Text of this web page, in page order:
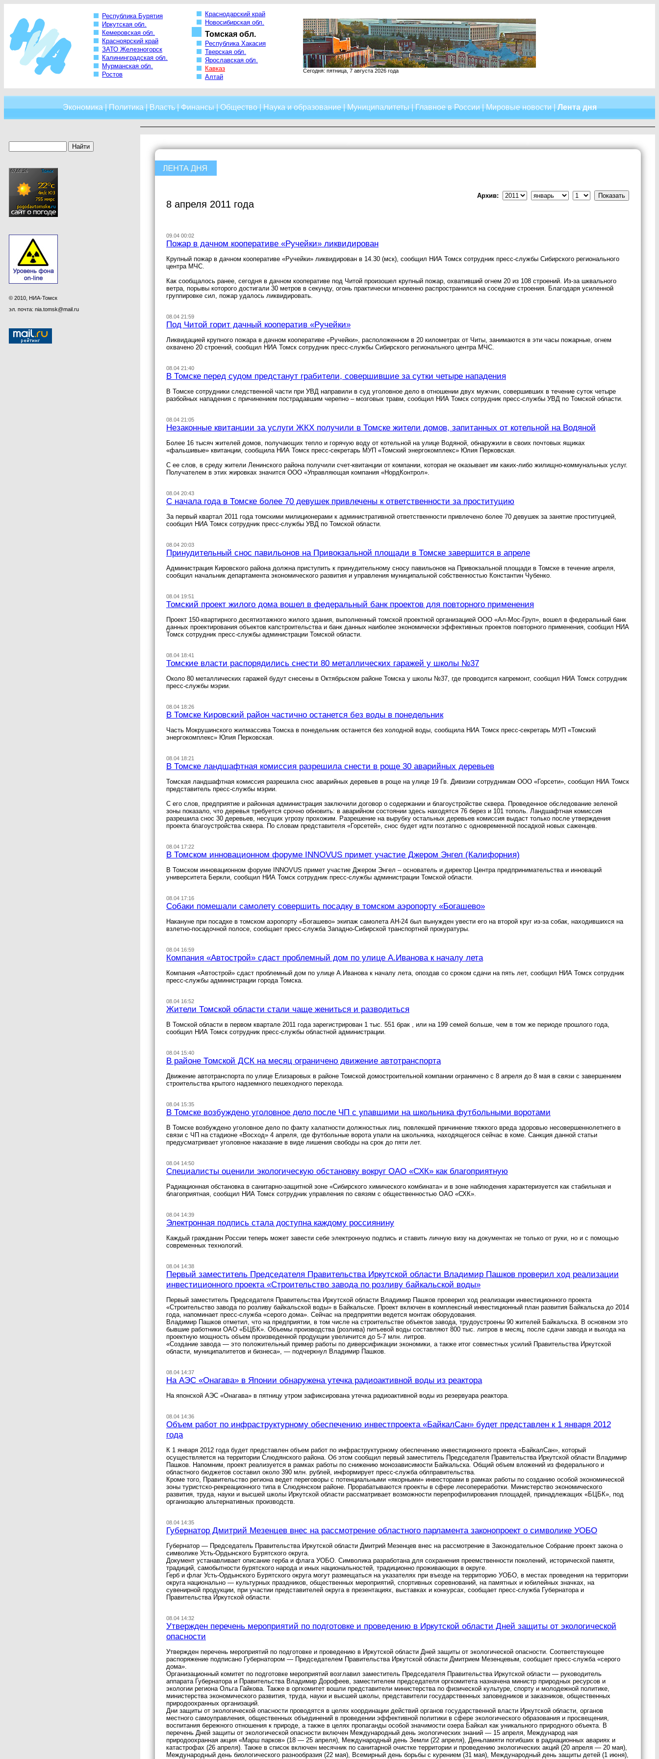
Республика Бурятия
Иркутская обл.
Кемеровская обл.
Красноярский край
ЗАТО Железногорск
Калининградская обл.
Мурманская обл.
Ростов
Краснодарский край
Новосибирская обл.
Томская обл.
Республика Хакасия
Тверская обл.
Ярославская обл.
Кавказ
Алтай
Сегодня: пятница, 7 августа 2026 года
Экономика|Политика|Власть|Финансы|Общество|Наука и образование|Муниципалитеты|Главное в России|Мировые новости|Лента дня
© 2010, НИА-Томск
эл. почта: nia.tomsk@mail.ru
8 апреля 2011 года
Архив:
09.04 00:02
Пожар в дачном кооперативе «Ручейки» ликвидирован
Крупный пожар в дачном кооперативе «Ручейки» ликвидирован в 14.30 (мск), сообщил НИА Томск сотрудник пресс-службы Сибирского регионального
центра МЧС.
Как сообщалось ранее, сегодня в дачном кооперативе под Читой произошел крупный пожар, охвативший огнем 20 из 108 строений. Из-за шквального
ветра, порывы которого достигали 30 метров в секунду, огонь практически мгновенно распространился на соседние строения. Благодаря усиленной
группировке сил, пожар удалось ликвидировать.
08.04 21:59
Под Читой горит дачный кооператив «Ручейки»
Ликвидацией крупного пожара в дачном кооперативе «Ручейки», расположенном в 20 километрах от Читы, занимаются в эти часы пожарные, огнем
охвачено 20 строений, сообщил НИА Томск сотрудник пресс-службы Сибирского регионального центра МЧС.
08.04 21:40
В Томске перед судом предстанут грабители, совершившие за сутки четыре нападения
В Томске сотрудники следственной части при УВД направили в суд уголовное дело в отношении двух мужчин, совершивших в течение суток четыре
разбойных нападения с причинением пострадавшим черепно – мозговых травм, сообщил НИА Томск сотрудник пресс-службы УВД по Томской области.
08.04 21:05
Незаконные квитанции за услуги ЖКХ получили в Томске жители домов, запитанных от котельной на Водяной
Более 16 тысяч жителей домов, получающих тепло и горячую воду от котельной на улице Водяной, обнаружили в своих почтовых ящиках
«фальшивые» квитанции, сообщила НИА Томск пресс-секретарь МУП «Томский энергокомплекс» Юлия Перковская.
С ее слов, в среду жители Ленинского района получили счет-квитанции от компании, которая не оказывает им каких-либо жилищно-коммунальных услуг.
Получателем в этих жировках значится ООО «Управляющая компания «НордКонтрол».
08.04 20:43
С начала года в Томске более 70 девушек привлечены к ответственности за проституцию
За первый квартал 2011 года томскими милиционерами к административной ответственности привлечено более 70 девушек за занятие проституцией,
сообщил НИА Томск сотрудник пресс-службы УВД по Томской области.
08.04 20:03
Принудительный снос павильонов на Привокзальной площади в Томске завершится в апреле
Администрация Кировского района должна приступить к принудительному сносу павильонов на Привокзальной площади в Томске в течение апреля,
сообщил начальник департамента экономического развития и управления муниципальной собственностью Константин Чубенко.
08.04 19:51
Томский проект жилого дома вошел в федеральный банк проектов для повторного применения
Проект 150-квартирного десятиэтажного жилого здания, выполненный томской проектной организацией ООО «Ал-Мос-Груп», вошел в федеральный банк
данных проектирования объектов капстроительства и банк данных наиболее экономически эффективных проектов повторного применения, сообщил НИА
Томск сотрудник пресс-службы администрации Томской области.
08.04 18:41
Томские власти распорядились снести 80 металлических гаражей у школы №37
Около 80 металлических гаражей будут снесены в Октябрьском районе Томска у школы №37, где проводится капремонт, сообщил НИА Томск сотрудник
пресс-службы мэрии.
08.04 18:26
В Томске Кировский район частично останется без воды в понедельник
Часть Мокрушинского жилмассива Томска в понедельник останется без холодной воды, сообщила НИА Томск пресс-секретарь МУП «Томский
энергокомплекс» Юлия Перковская.
08.04 18:21
В Томске ландшафтная комиссия разрешила снести в роще 30 аварийных деревьев
Томская ландшафтная комиссия разрешила снос аварийных деревьев в роще на улице 19 Гв. Дивизии сотрудникам ООО «Горсети», сообщил НИА Томск
представитель пресс-службы мэрии.
С его слов, предприятие и районная администрация заключили договор о содержании и благоустройстве сквера. Проведенное обследование зеленой
зоны показало, что деревья требуется срочно обновить: в аварийном состоянии здесь находятся 76 берез и 101 тополь. Ландшафтная комиссия
разрешила снос 30 деревьев, несущих угрозу прохожим. Разрешение на вырубку остальных деревьев комиссия выдаст только после утверждения
проекта благоустройства сквера. По словам представителя «Горсетей», снос будет идти поэтапно с одновременной посадкой новых саженцев.
08.04 17:22
В Томском инновационном форуме INNOVUS примет участие Джером Энгел (Калифорния)
В Томском инновационном форуме INNOVUS примет участие Джером Энгел – основатель и директор Центра предпринимательства и инноваций
университета Беркли, сообщил НИА Томск сотрудник пресс-службы администрации Томской области.
08.04 17:16
Собаки помешали самолету совершить посадку в томском аэропорту «Богашево»
Накануне при посадке в томском аэропорту «Богашево» экипаж самолета АН-24 был вынужден увести его на второй круг из-за собак, находившихся на
взлетно-посадочной полосе, сообщает пресс-служба Западно-Сибирской транспортной прокуратуры.
08.04 16:59
Компания «Автострой» сдаст проблемный дом по улице А.Иванова к началу лета
Компания «Автострой» сдаст проблемный дом по улице А.Иванова к началу лета, опоздав со сроком сдачи на пять лет, сообщил НИА Томск сотрудник
пресс-службы администрации города Томска.
08.04 16:52
Жители Томской области стали чаще жениться и разводиться
В Томской области в первом квартале 2011 года зарегистрирован 1 тыс. 551 брак , или на 199 семей больше, чем в том же периоде прошлого года,
сообщил НИА Томск сотрудник пресс-службы областной администрации.
08.04 15:40
В районе Томской ДСК на месяц ограничено движение автотранспорта
Движение автотранспорта по улице Елизаровых в районе Томской домостроительной компании ограничено с 8 апреля до 8 мая в связи с завершением
строительства крытого надземного пешеходного перехода.
08.04 15:35
В Томске возбуждено уголовное дело после ЧП с упавшими на школьника футбольными воротами
В Томске возбуждено уголовное дело по факту халатности должностных лиц, повлекшей причинение тяжкого вреда здоровью несовершеннолетнего в
связи с ЧП на стадионе «Восход» 4 апреля, где футбольные ворота упали на школьника, находящегося сейчас в коме. Санкция данной статьи
предусматривает уголовное наказание в виде лишения свободы на срок до пяти лет.
08.04 14:50
Специалисты оценили экологическую обстановку вокруг ОАО «СХК» как благоприятную
Радиационная обстановка в санитарно-защитной зоне «Сибирского химического комбината» и в зоне наблюдения характеризуется как стабильная и
благоприятная, сообщил НИА Томск сотрудник управления по связям с общественностью ОАО «СХК».
08.04 14:39
Электронная подпись стала доступна каждому россиянину
Каждый гражданин России теперь может завести себе электронную подпись и ставить личную визу на документах не только от руки, но и с помощью
современных технологий.
08.04 14:38
Первый заместитель Председателя Правительства Иркутской области Владимир Пашков проверил ход реализации
инвестиционного проекта «Строительство завода по розливу байкальской воды»
Первый заместитель Председателя Правительства Иркутской области Владимир Пашков проверил ход реализации инвестиционного проекта
«Строительство завода по розливу байкальской воды» в Байкальске. Проект включен в комплексный инвестиционный план развития Байкальска до 2014
года, напоминает пресс-служба «серого дома». Сейчас на предприятии ведется монтаж оборудования.
Владимир Пашков отметил, что на предприятии, в том числе на строительстве объектов завода, трудоустроены 90 жителей Байкальска. В основном это
бывшие работники ОАО «БЦБК». Объемы производства (розлива) питьевой воды составляют 800 тыс. литров в месяц, после сдачи завода и выхода на
проектную мощность объем произведенной продукции увеличится до 5-7 млн. литров.
«Создание завода — это положительный пример работы по диверсификации экономики, а также итог совместных усилий Правительства Иркутской
области, муниципалитетов и бизнеса», — подчеркнул Владимир Пашков.
08.04 14:37
На АЭС «Онагава» в Японии обнаружена утечка радиоактивной воды из реактора
На японской АЭС «Онагава» в пятницу утром зафиксирована утечка радиоактивной воды из резервуара реактора.
08.04 14:36
Объем работ по инфраструктурному обеспечению инвестпроекта «БайкалСан» будет представлен к 1 января 2012
года
К 1 января 2012 года будет представлен объем работ по инфраструктурному обеспечению инвестиционного проекта «БайкалСан», который
осуществляется на территории Слюдянского района. Об этом сообщил первый заместитель Председателя Правительства Иркутской области Владимир
Пашков. Напомним, проект реализуется в рамках работы по снижению монозависимости Байкальска. Общий объем вложений из федерального и
областного бюджетов составил около 390 млн. рублей, информирует пресс-служба облправительства.
Кроме того, Правительство региона ведет переговоры с потенциальными «якорными» инвесторами в рамках работы по созданию особой экономической
зоны туристско-рекреационного типа в Слюдянском районе. Прорабатываются проекты в сфере лесопереработки. Министерство экономического
развития, труда, науки и высшей школы Иркутской области рассматривает возможности перепрофилирования площадей, принадлежащих «БЦБК», под
организацию альтернативных производств.
08.04 14:35
Губернатор Дмитрий Мезенцев внес на рассмотрение областного парламента законопроект о символике УОБО
Губернатор — Председатель Правительства Иркутской области Дмитрий Мезенцев внес на рассмотрение в Законодательное Собрание проект закона о
символике Усть-Ордынского Бурятского округа.
Документ устанавливает описание герба и флага УОБО. Символика разработана для сохранения преемственности поколений, исторической памяти,
традиций, самобытности бурятского народа и иных национальностей, традиционно проживающих в округе.
Герб и флаг Усть-Ордынского Бурятского округа могут размещаться на указателях при въезде на территорию УОБО, в местах проведения на территории
округа национально — культурных праздников, общественных мероприятий, спортивных соревнований, на памятных и юбилейных значках, на
сувенирной продукции, при участии представителей округа в презентациях, выставках и конкурсах, сообщает пресс-служба Губернатора и
Правительства Иркутской области.
08.04 14:32
Утвержден перечень мероприятий по подготовке и проведению в Иркутской области Дней защиты от экологической
опасности
Утвержден перечень мероприятий по подготовке и проведению в Иркутской области Дней защиты от экологической опасности. Соответствующее
распоряжение подписано Губернатором — Председателем Правительства Иркутской области Дмитрием Мезенцевым, сообщает пресс-служба «серого
дома».
Организационный комитет по подготовке мероприятий возглавил заместитель Председателя Правительства Иркутской области — руководитель
аппарата Губернатора и Правительства Владимир Дорофеев, заместителем председателя оргкомитета назначена министр природных ресурсов и
экологии региона Ольга Гайкова. Также в оргкомитет вошли представители министерства по физической культуре, спорту и молодежной политике,
министерства экономического развития, труда, науки и высшей школы, представители государственных заповедников и заказников, общественных
природоохранных организаций.
Дни защиты от экологической опасности проводятся в целях координации действий органов государственной власти Иркутской области, органов
местного самоуправления, общественных объединений в проведении эффективной политики в сфере экологического образования и просвещения,
воспитания бережного отношения к природе, а также в целях пропаганды особой значимости озера Байкал как уникального природного объекта. В
перечень Дней защиты от экологической опасности включен Международный день экологических знаний — 15 апреля, Международ ная
природоохранная акция «Марш парков» (18 — 25 апреля), Международный день Земли (22 апреля), Деньпамяти погибших в радиационных авариях и
катастрофах (26 апреля). Также в список включен месячник по санитарной очистке территории и проведению экологических акций (20 апреля — 20 мая),
Международный день биологического разнообразия (22 мая), Всемирный день борьбы с курением (31 мая), Международный день защиты детей (1 июня),